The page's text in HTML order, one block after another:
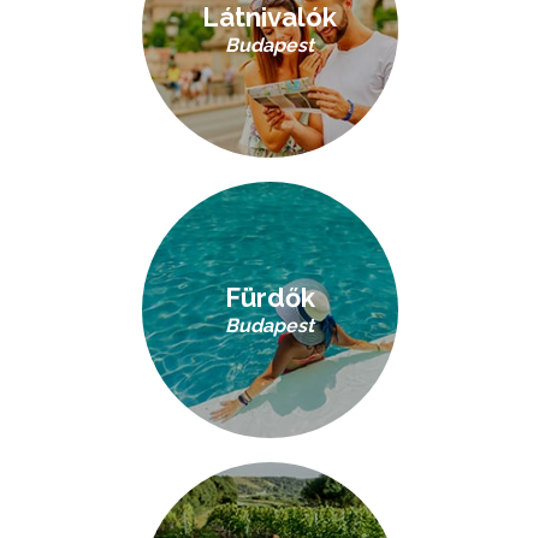
Látnivalók
Budapest
Fürdők
Budapest